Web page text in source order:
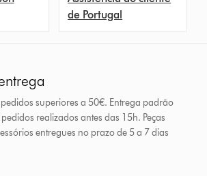
de Portugal
superiores a 50€. Entrega padrão
realizados antes das 15h. Peças
entregues no prazo de 5 a 7 dias